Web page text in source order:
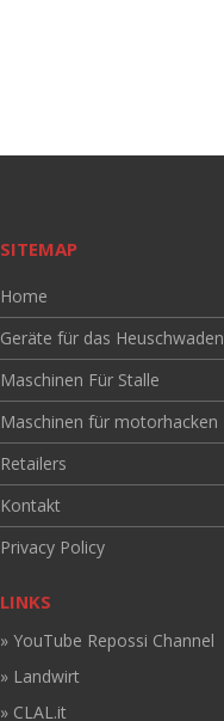
SITEMAP
Home
Geräte für das Heuschwaden
Maschinen Für Stalle
Maschinen für motorhacken
Retailers
Kontakt
Privacy Policy
LINKS
» YouTube Repossi Channel
» Landwirt
» CLAL.it